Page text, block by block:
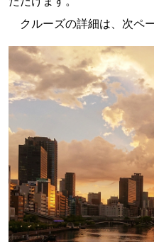
クルーズの詳細は、次ペ